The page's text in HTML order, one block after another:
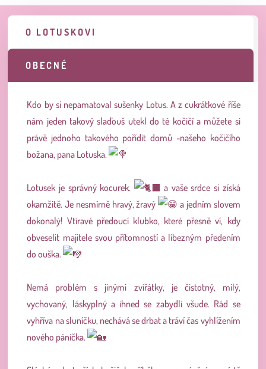
O LOTUSKOVI
OBECNÉ
Kdo by si nepamatoval sušenky Lotus. A z cukrátkové říše
nám jeden takový slaďouš utekl do té kočičí a můžete si
právě jednoho takového pořídit domů -našeho kočičího
božana, pana Lotuska.
Lotusek je správný kocurek.
a vaše srdce si získá
okamžitě. Je nesmírně hravý, žravý
a jedním slovem
dokonalý! Vtíravé předoucí klubko, které přesně ví, kdy
obveselit majitele svou přítomností a líbezným předením
do ouška.
Nemá problém s jinými zvířátky, je čistotný, milý,
vychovaný, láskyplný a ihned se zabydlí všude. Rád se
vyhříva na sluníčku, nechává se drbat a tráví čas vyhlížením
nového páníčka.